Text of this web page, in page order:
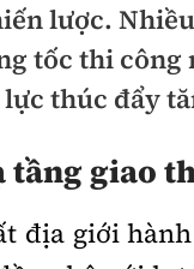
phương
giao thông
tay vì ATGT
sáng giao thông
lược.
tốc thi
thúc đẩy
tầng giao
địa giới